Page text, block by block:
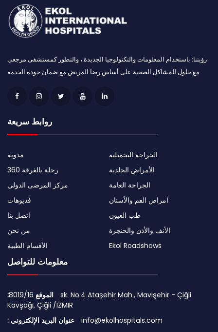
رؤيتنا: باستخدام المعلومات والتكنولوجيا الجديدة ، والتطور كمستشفى مرجعي
مع حلول للمشاكل الصحية على أساس رضا المريض مع ضمان جودة الخدمة
روابط سريعة
مدونة
رحلة بالغرفة 360
مركز المرضى الدولي
فديوهات
اتصل بنا
من نحن
الأقسام الطبية
الجراحة التجميلية
الأمراض الجلدية
الجراحة العامة
أمراض الفم والأسنان
طب العيون
الأنف والأذن والحنجرة
Ekol Roadshows
معلومات للتواصل
:الموقع 8019/16 sk. No:4 Ataşehir Mah., Mavişehir - Çiğli
Kavşağı, Çiğli /İZMİR
info@ekolhospitals.com